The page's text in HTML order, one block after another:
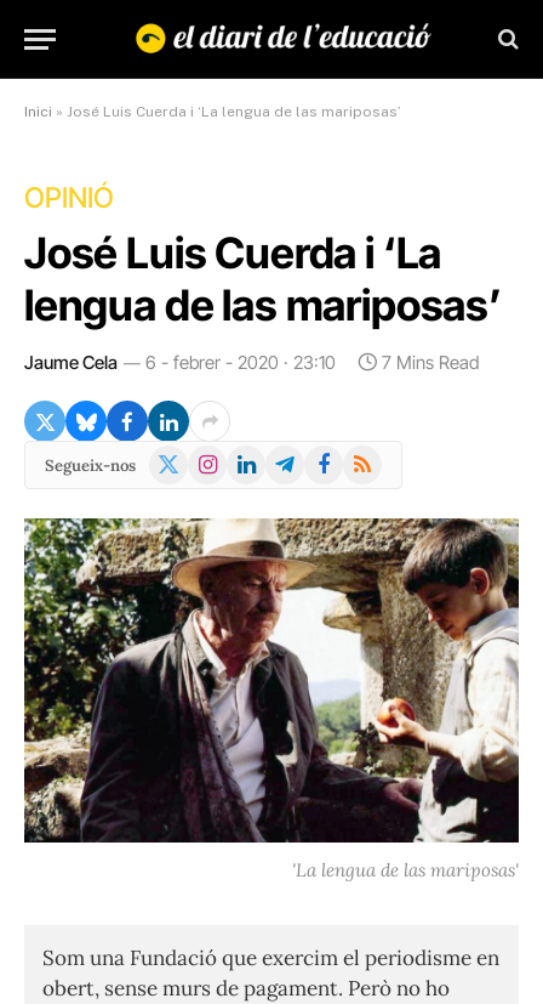
Inici » José Luis Cuerda i ‘La lengua de las mariposas’
OPINIÓ
José Luis Cuerda i ‘La
lengua de las mariposas’
Jaume Cela 6 - febrer - 2020 · 23:10 7 Mins Read
Segueix-nos
X
Instagram
LinkedInTelegramFacebook
RSS
'La lengua de las mariposas'
Som una Fundació que exercim el periodisme en
obert, sense murs de pagament. Però no ho